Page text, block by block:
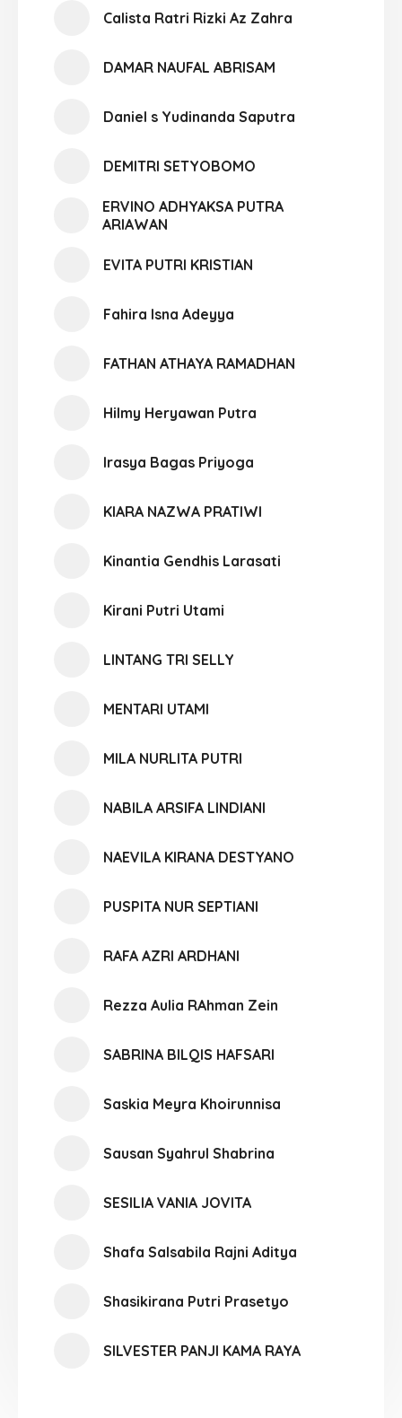
Calista Ratri Rizki Az Zahra
DAMAR NAUFAL ABRISAM
Daniel s Yudinanda Saputra
DEMITRI SETYOBOMO
ERVINO ADHYAKSA PUTRA
ARIAWAN
EVITA PUTRI KRISTIAN
Fahira Isna Adeyya
FATHAN ATHAYA RAMADHAN
Hilmy Heryawan Putra
Irasya Bagas Priyoga
KIARA NAZWA PRATIWI
Kinantia Gendhis Larasati
Kirani Putri Utami
LINTANG TRI SELLY
MENTARI UTAMI
MILA NURLITA PUTRI
NABILA ARSIFA LINDIANI
NAEVILA KIRANA DESTYANO
PUSPITA NUR SEPTIANI
RAFA AZRI ARDHANI
Rezza Aulia RAhman Zein
SABRINA BILQIS HAFSARI
Saskia Meyra Khoirunnisa
Sausan Syahrul Shabrina
SESILIA VANIA JOVITA
Shafa Salsabila Rajni Aditya
Shasikirana Putri Prasetyo
SILVESTER PANJI KAMA RAYA